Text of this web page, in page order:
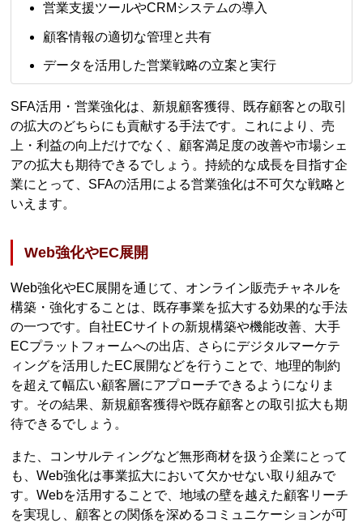
営業支援ツールやCRMシステムの導入
顧客情報の適切な管理と共有
データを活用した営業戦略の立案と実行
SFA活用・営業強化は、新規顧客獲得、既存顧客との取引
の拡大のどちらにも貢献する手法です。これにより、売
上・利益の向上だけでなく、顧客満足度の改善や市場シェ
アの拡大も期待できるでしょう。持続的な成長を目指す企
業にとって、SFAの活用による営業強化は不可欠な戦略と
いえます。
Web強化やEC展開
Web強化やEC展開を通じて、オンライン販売チャネルを
構築・強化することは、既存事業を拡大する効果的な手法
の一つです。自社ECサイトの新規構築や機能改善、大手
ECプラットフォームへの出店、さらにデジタルマーケテ
ィングを活用したEC展開などを行うことで、地理的制約
を超えて幅広い顧客層にアプローチできるようになりま
す。その結果、新規顧客獲得や既存顧客との取引拡大も期
待できるでしょう。
また、コンサルティングなど無形商材を扱う企業にとって
も、Web強化は事業拡大において欠かせない取り組みで
す。Webを活用することで、地域の壁を越えた顧客リーチ
を実現し、顧客との関係を深めるコミュニケーションが可